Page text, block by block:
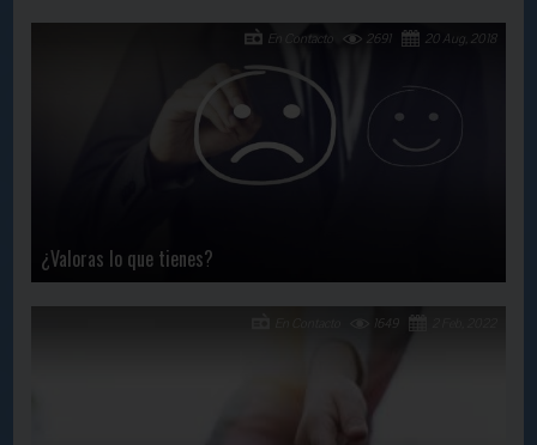
¿Valoras lo que tienes?
20 Aug, 2018
2691
En Contacto
1649